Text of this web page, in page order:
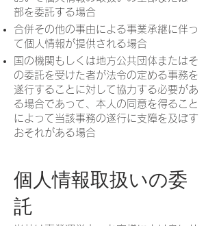
部を委託する場合
合併その他の事由による事業承継に伴っ
て個人情報が提供される場合
国の機関もしくは地方公共団体またはそ
の委託を受けた者が法令の定める事務を
遂行することに対して協力する必要があ
る場合であって、本人の同意を得ること
によって当該事務の遂行に支障を及ぼす
おそれがある場合
個人情報取扱いの委
託